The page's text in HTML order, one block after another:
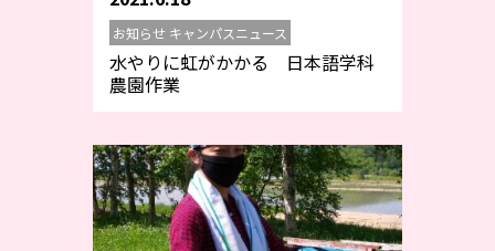
お知らせ キャンパスニュース
水やりに虹がかかる 日本語学科
農園作業